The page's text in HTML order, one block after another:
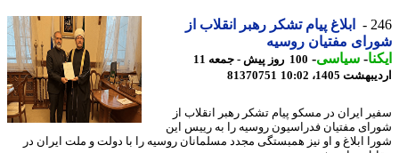
ابلاغ پیام تشکر رهبر انقلاب از
مفتیان روسیه
-سیاسی-
100 روز پیش - جمعه 11
1405، 10:02
81370751
ایران در مسکو پیام تشکر رهبر انقلاب از
مفتیان فدراسیون روسیه را به رییس این
ابلاغ و او نیز همبستگی مجدد مسلمانان روسیه را با دولت و ملت ایران در